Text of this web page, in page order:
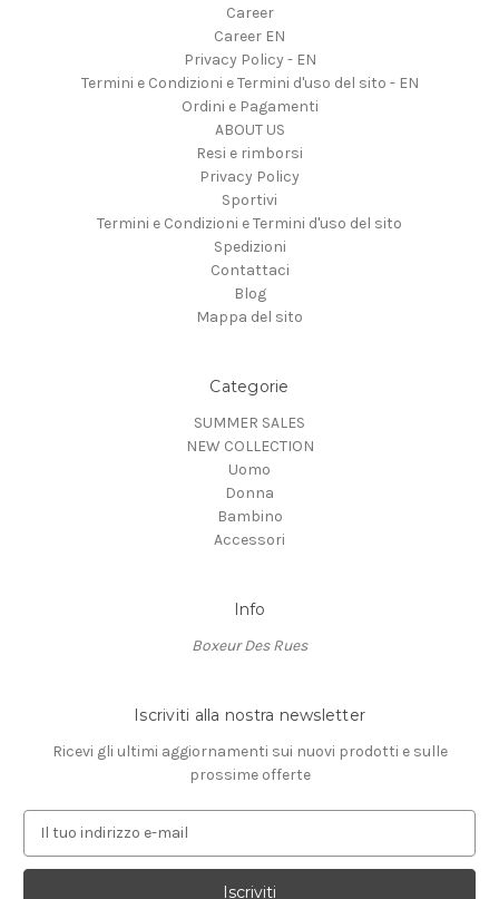
Career
Career EN
Privacy Policy - EN
Termini e Condizioni e Termini d'uso del sito - EN
Ordini e Pagamenti
ABOUT US
Resi e rimborsi
Privacy Policy
Sportivi
Termini e Condizioni e Termini d'uso del sito
Spedizioni
Contattaci
Blog
Mappa del sito
Categorie
SUMMER SALES
NEW COLLECTION
Uomo
Donna
Bambino
Accessori
Info
Boxeur Des Rues
Iscriviti alla nostra newsletter
Ricevi gli ultimi aggiornamenti sui nuovi prodotti e sulle
prossime offerte
d